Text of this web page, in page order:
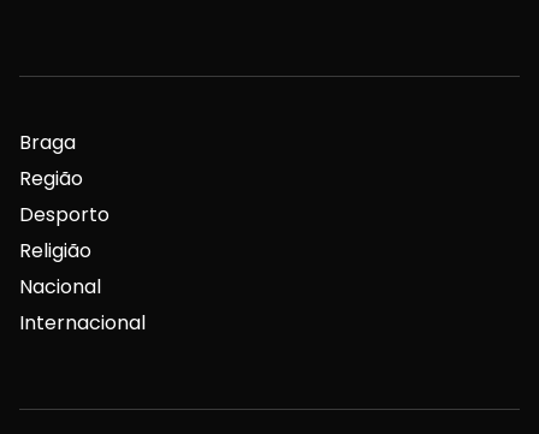
Braga
Região
Desporto
Religião
Nacional
Internacional